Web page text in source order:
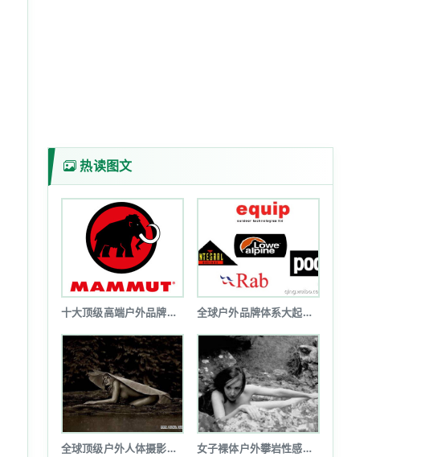
热读图文
十大顶级高端户外品牌排行榜 全球户外品牌体系大起底(图文详解)
全球顶级户外人体摄影欣赏(图) 女子裸体户外攀岩性感诱惑令人瞠目(图...